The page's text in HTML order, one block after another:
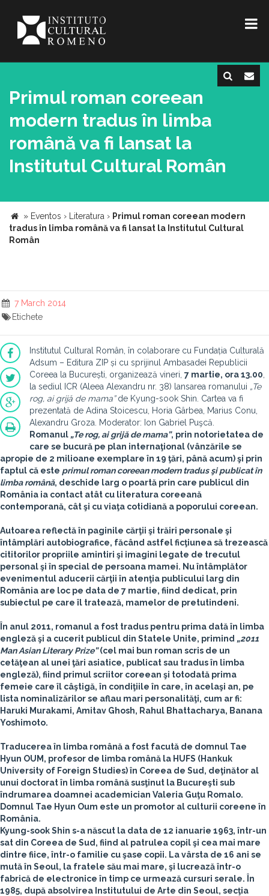
Primul roman coreean
modern tradus în limba
română va fi lansat la
Institutul Cultural Român
» Eventos › Literatura › Primul roman coreean modern
tradus în limba română va fi lansat la Institutul Cultural
Român
7 March 2014
Etichete
Institutul Cultural Român, în colaborare cu Fundația Culturală
Adsum – Editura ZIP și cu sprijinul Ambasadei Republicii
Coreea la București, organizează vineri, 7 martie, ora 13.00
la sediul ICR (Aleea Alexandru nr. 38) lansarea romanului „Te
rog, ai grijă de mama”de Kyung-sook Shin. Cartea va fi
prezentată de Adina Stoicescu, Horia Gârbea, Marius Conu,
Alexandru Groza. Moderator: Ion Gabriel Puşcă.
Romanul „Te rog, ai grijă de mama”, prin notorietatea de
care se bucură pe plan internaţional (vânzările se
apropie de 2 milioane exemplare în 19 ţări, până acum) şi prin
faptul că este primul roman coreean modern tradus şi publicat în
limba română, deschide larg o poartă prin care publicul din
România ia contact atât cu literatura coreeană
contemporană, cât şi cu viaţa cotidiană a poporului coreean.
Autoarea reflectă în paginile cărţii şi trăiri personale şi
întâmplări autobiografice, făcând astfel ficţiunea să trezească
cititorilor propriile amintiri şi imagini legate de trecutul
personal şi în special de persoana mamei. Nu întâmplător
evenimentul aducerii cărţii în atenţia publicului larg din
România are loc pe data de 7 martie, fiind dedicat, prin
subiectul pe care îl tratează, mamelor de pretutindeni.
În anul 2011, romanul a fost tradus pentru prima dată în limba
engleză şi a cucerit publicul din Statele Unite, primind „2011
Man Asian Literary Prize”(cel mai bun roman scris de un
cetăţean al unei ţări asiatice, publicat sau tradus în limba
engleză), fiind primul scriitor coreean şi totodată prima
femeie care îl câştigă, în condiţiile în care, în acelaşi an, pe
lista nominalizărilor se aflau mari personalităţi, cum ar fi:
Haruki Murakami, Amitav Ghosh, Rahul Bhattacharya, Banana
Yoshimoto.
Traducerea în limba română a fost facută de domnul Tae
Hyun OUM , profesor de limba română la HUFS (Hankuk
University of Foreign Studies) în Coreea de Sud, deţinător al
unui doctorat în limba română susţinut la Bucureşti sub
îndrumarea doamnei academician Valeria Guţu Romalo.
Domnul Tae Hyun Oum este un promotor al culturii coreene în
România.
Kyung-sook Shin s-a născut la data de 12 ianuarie 1963, într-un
sat din Coreea de Sud, fiind al patrulea copil şi cea mai mare
dintre fiice, într-o familie cu şase copii. La vârsta de 16 ani se
mută în Seoul, la fratele său mai mare, şi lucrează într-o
fabrică de electronice în timp ce urmează cursuri serale. În
1985, după absolvirea Institutului de Arte din Seoul, secţia